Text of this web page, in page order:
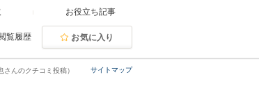
お役立ち記事
覧履歴 お気に入り
サイトマップ
んのクチコミ投稿）